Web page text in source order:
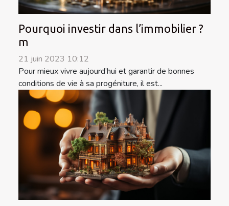
Pourquoi investir dans l’immobilier ?
m
21 juin 2023 10:12
Pour mieux vivre aujourd’hui et garantir de bonnes
conditions de vie à sa progéniture, il est...